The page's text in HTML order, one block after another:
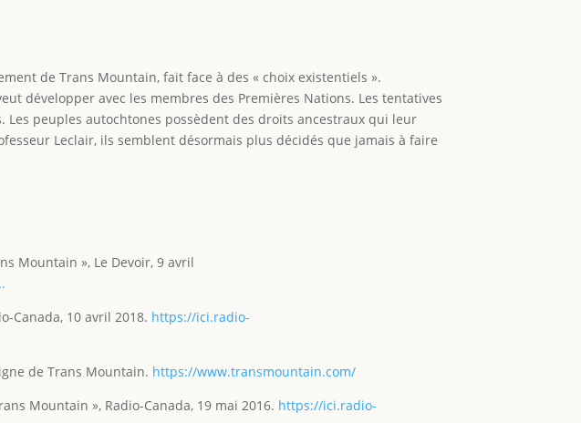
de Trans Mountain, fait face à des « choix existentiels ».
développer avec les membres des Premières Nations. Les tentatives
peuples autochtones possèdent des droits ancestraux qui leur
Leclair, ils semblent désormais plus décidés que jamais à faire
Mountain », Le Devoir, 9 avril
Canada, 10 avril 2018. https://ici.radio-
de Trans Mountain. https://www.transmountain.com/
Mountain », Radio-Canada, 19 mai 2016. https://ici.radio-